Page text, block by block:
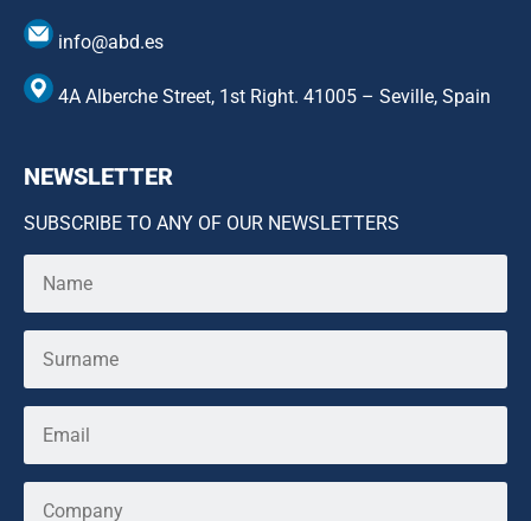
info@abd.es
4A Alberche Street, 1st Right. 41005 – Seville, Spain
NEWSLETTER
SUBSCRIBE TO ANY OF OUR NEWSLETTERS